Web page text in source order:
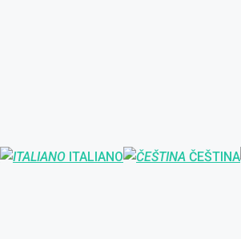
ITALIANO ČEŠTINA